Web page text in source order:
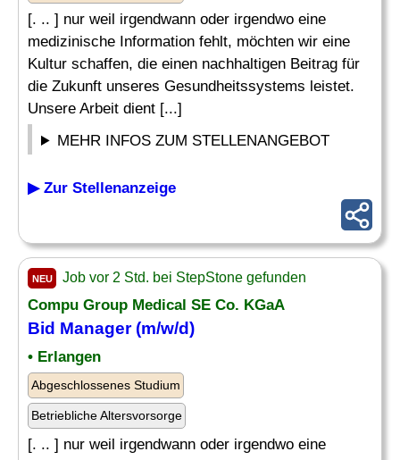
[. .. ] nur weil irgendwann oder irgendwo eine
medizinische Information fehlt, möchten wir eine
Kultur schaffen, die einen nachhaltigen Beitrag für
die Zukunft unseres Gesundheitssystems leistet.
Unsere Arbeit dient [...]
MEHR INFOS ZUM STELLENANGEBOT
▶ Zur Stellenanzeige
NEU Job vor 2 Std. bei StepStone gefunden
Compu Group Medical SE Co. KGaA
Bid Manager (m/w/d)
• Erlangen
Abgeschlossenes Studium
Betriebliche Altersvorsorge
[. .. ] nur weil irgendwann oder irgendwo eine